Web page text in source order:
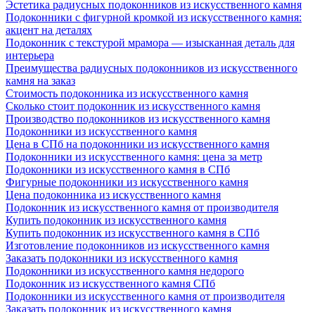
Эстетика радиусных подоконников из искусственного камня
Подоконники с фигурной кромкой из искусственного камня:
акцент на деталях
Подоконник с текстурой мрамора — изысканная деталь для
интерьера
Преимущества радиусных подоконников из искусственного
камня на заказ
Стоимость подоконника из искусственного камня
Сколько стоит подоконник из искусственного камня
Производство подоконников из искусственного камня
Подоконники из искусственного камня
Цена в СПб на подоконники из искусственного камня
Подоконники из искусственного камня: цена за метр
Подоконники из искусственного камня в СПб
Фигурные подоконники из искусственного камня
Цена подоконника из искусственного камня
Подоконник из искусственного камня от производителя
Купить подоконник из искусственного камня
Купить подоконник из искусственного камня в СПб
Изготовление подоконников из искусственного камня
Заказать подоконники из искусственного камня
Подоконники из искусственного камня недорого
Подоконник из искусственного камня СПб
Подоконники из искусственного камня от производителя
Заказать подоконник из искусственного камня